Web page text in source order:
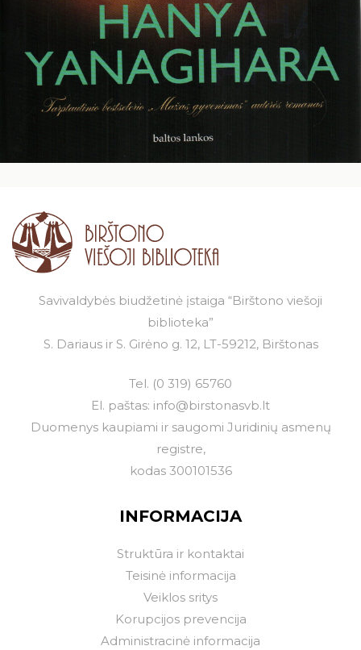
Savivaldybės biudžetinė įstaiga “Birštono viešoji
biblioteka”
S. Dariaus ir S. Girėno g. 12, LT-59212, Birštonas
Tel. (0 319) 65760
El. paštas: info@birstonasvb.lt
Duomenys kaupiami ir saugomi Juridinių asmenų
registre,
kodas 300101536
INFORMACIJA
Struktūra ir kontaktai
Teisinė informacija
Veiklos sritys
Korupcijos prevencija
Administracinė informacija